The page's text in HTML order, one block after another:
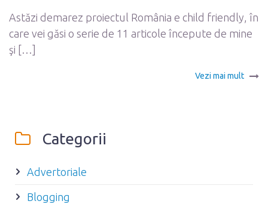
Astăzi demarez proiectul România e child friendly, în
care vei găsi o serie de 11 articole începute de mine
şi […]
Vezi mai mult
Categorii
Advertoriale
Blogging